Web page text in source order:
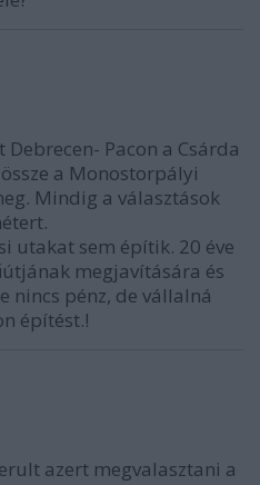
Pacon a Csárda
a Monostorpályi
Mindig a választások
utakat sem építik. 20 éve
megjavítására és
nincs pénz, de vállalná
építést.!
azert megvalasztani a